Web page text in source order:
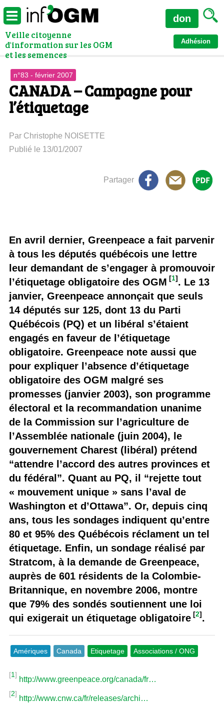
Veille citoyenne
d'information sur les OGM
et les semences
Adhésion
don
n°83 - février 2007
CANADA – Campagne pour
l’étiquetage
Par Christophe NOISETTE
Publié le 13/01/2007
Partager
En avril dernier, Greenpeace a fait parvenir
à tous les députés québécois une lettre
leur demandant de s’engager à promouvoir
l’étiquetage obligatoire des OGM [1]. Le 13
janvier, Greenpeace annonçait que seuls
14 députés sur 125, dont 13 du Parti
Québécois (PQ) et un libéral s’étaient
engagés en faveur de l’étiquetage
obligatoire. Greenpeace note aussi que
pour expliquer l’absence d’étiquetage
obligatoire des OGM malgré ses
promesses (janvier 2003), son programme
électoral et la recommandation unanime
de la Commission sur l’agriculture de
l’Assemblée nationale (juin 2004), le
gouvernement Charest (libéral) prétend
“attendre l’accord des autres provinces et
du fédéral”. Quant au PQ, il “rejette tout
« mouvement unique » sans l’aval de
Washington et d’Ottawa”. Or, depuis cinq
ans, tous les sondages indiquent qu’entre
80 et 95% des Québécois réclament un tel
étiquetage. Enfin, un sondage réalisé par
Stratcom, à la demande de Greenpeace,
auprès de 601 résidents de la Colombie-
Britannique, en novembre 2006, montre
que 79% des sondés soutiennent une loi
qui exigerait un étiquetage obligatoire [2].
Amériques Canada Etiquetage Associations / ONG
[1]
http://www.greenpeace.org/canada/fr…
[2]
http://www.cnw.ca/fr/releases/archi…